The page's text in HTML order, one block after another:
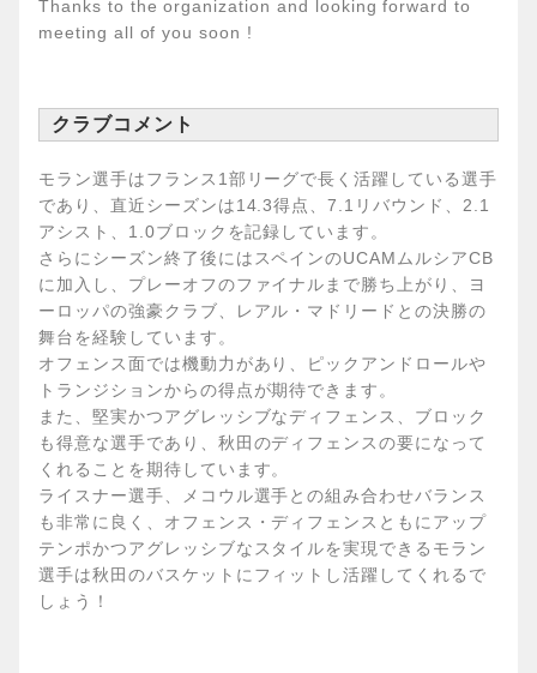
Thanks to the organization and looking forward to
meeting all of you soon !
クラブコメント
モラン選手はフランス1部リーグで長く活躍している選手
であり、直近シーズンは14.3得点、7.1リバウンド、2.1
アシスト、1.0ブロックを記録しています。
さらにシーズン終了後にはスペインのUCAMムルシアCB
に加入し、プレーオフのファイナルまで勝ち上がり、ヨ
ーロッパの強豪クラブ、レアル・マドリードとの決勝の
舞台を経験しています。
オフェンス面では機動力があり、ピックアンドロールや
トランジションからの得点が期待できます。
また、堅実かつアグレッシブなディフェンス、ブロック
も得意な選手であり、秋田のディフェンスの要になって
くれることを期待しています。
ライスナー選手、メコウル選手との組み合わせバランス
も非常に良く、オフェンス・ディフェンスともにアップ
テンポかつアグレッシブなスタイルを実現できるモラン
選手は秋田のバスケットにフィットし活躍してくれるで
しょう！